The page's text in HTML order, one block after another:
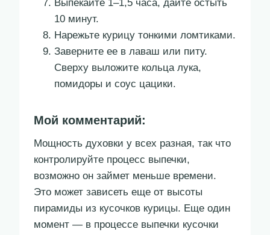
Выпекайте 1–1,5 часа, дайте остыть
10 минут.
Нарежьте курицу тонкими ломтиками.
Заверните ее в лаваш или питу.
Сверху выложите кольца лука,
помидоры и соус цацики.
Мой комментарий:
Мощность духовки у всех разная, так что
контролируйте процесс выпечки,
возможно он займет меньше времени.
Это может зависеть еще от высоты
пирамиды из кусочков курицы. Еще один
момент — в процессе выпечки кусочки